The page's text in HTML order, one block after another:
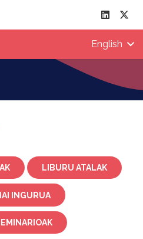
English
LIBURU ATALAK
INGURUA